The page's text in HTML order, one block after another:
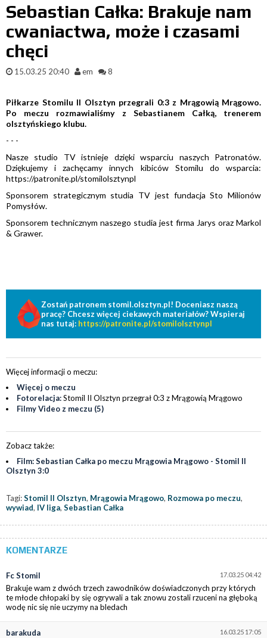
Sebastian Całka: Brakuje nam
cwaniactwa, może i czasami
chęci
15.03.25 20:40 em 8
Piłkarze Stomilu II Olsztyn przegrali 0:3 z Mrągowią Mrągowo.
Po meczu rozmawialiśmy z Sebastianem Całką, trenerem
olsztyńskiego klubu.
- - -
Nasze studio TV istnieje dzięki wsparciu naszych Patronatów.
Dziękujemy i zachęcamy innych kibiców Stomilu do wsparcia:
https://patronite.pl/stomilolsztynpl
Sponsorem strategicznym studia TV jest fundacja Sto Milionów
Pomysłów.
Sponsorem technicznym naszego studia jest firma Jarys oraz Markol
& Grawer.
Zostań patronem stomil.olsztyn.pl! Doceniasz naszą
pracę? Chcesz więcej ciekawych materiałów? Wspieraj
nas tutaj: https://patronite.pl/stomilolsztynpl
Więcej informacji o meczu:
Więcej o meczu
Fotorelacja:Stomil II Olsztyn przegrał 0:3 z Mrągowią Mrągowo
Filmy Video z meczu (5)
Zobacz także:
Film: Sebastian Całka po meczu Mrągowia Mrągowo - Stomil II
Olsztyn 3:0
Tagi:Stomil II Olsztyn, Mrągowia Mrągowo, Rozmowa po meczu,
wywiad, IV liga, Sebastian Całka
KOMENTARZE
17.03.25 04:42
Fc Stomil
Brakuje wam z dwóch trzech zawodników doświadczonych przy których
te młode chłopaki by się ogrywali a tak znowu zostali rzuceni na głęboką
wodę nic się nie uczymy na bledach
16.03.25 17:05
barakuda